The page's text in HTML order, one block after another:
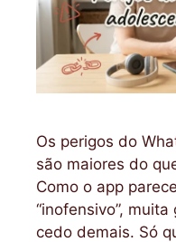
Os perigos do
são maiores do
Como o app
“inofensivo”,
cedo demais. Só